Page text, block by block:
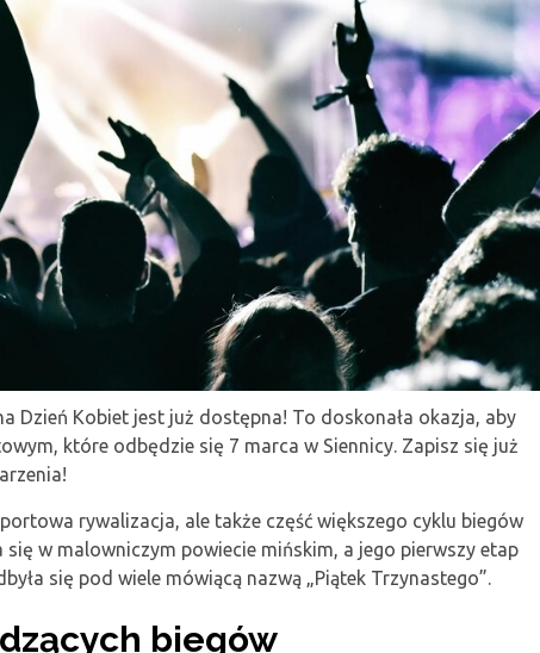
Dzień Kobiet jest już dostępna! To doskonała okazja, aby
które odbędzie się 7 marca w Siennicy. Zapisz się już
rywalizacja, ale także część większego cyklu biegów
w malowniczym powiecie mińskim, a jego pierwszy etap
się pod wiele mówiącą nazwą „Piątek Trzynastego”.
biegów